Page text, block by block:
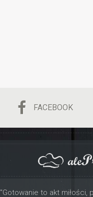
FACEBOOK
"Gotowanie to akt miłości,